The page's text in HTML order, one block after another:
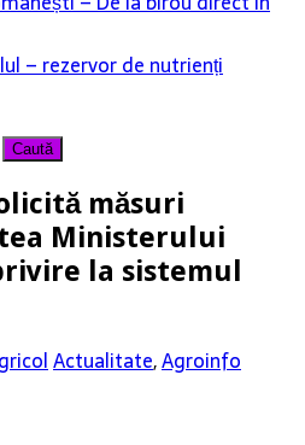
– rezervor de nutrienți
măsuri
Ministerului
la sistemul
Actualitate,Agroinfo